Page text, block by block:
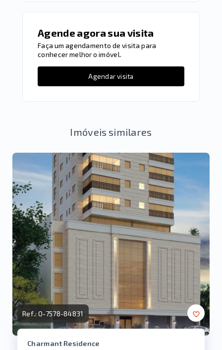
Agende agora sua visita
Faça um agendamento de visita para
conhecer melhor o imóvel.
Agendar visita
Imóveis similares
Ref.:O-7578-84831
Charmant Residence